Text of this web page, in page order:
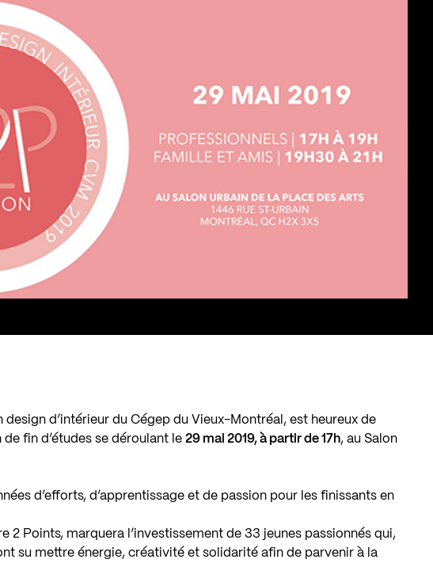
d’intérieur du Cégep du Vieux-Montréal, est heureux de
fin d’études se déroulant le29 mai 2019, à partir de 17h, au Salon
d’efforts, d’apprentissage et de passion pour les finissants en
2 Points, marquera l’investissement de 33 jeunes passionnés qui,
su mettre énergie, créativité et solidarité afin de parvenir à la